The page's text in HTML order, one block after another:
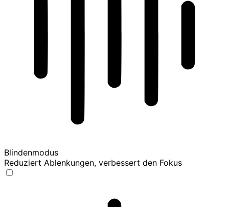
Blindenmodus
Reduziert Ablenkungen, verbessert den Fokus